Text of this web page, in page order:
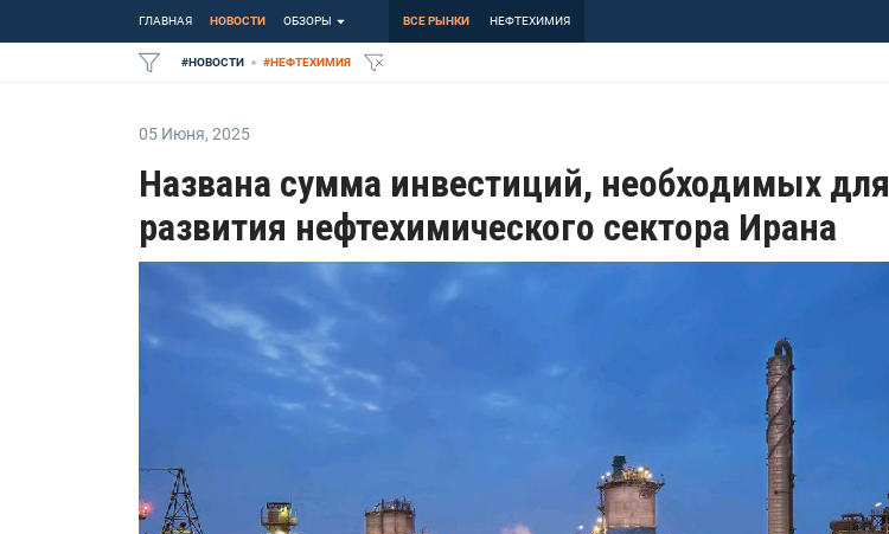
ГЛАВНАЯ НОВОСТИ ОБЗОРЫ ВСЕ РЫНКИ НЕФТЕХИМИЯ
#НОВОСТИ #НЕФТЕХИМИЯ
05 Июня, 2025
Названа сумма инвестиций, необходимых для
развития нефтехимического сектора Ирана